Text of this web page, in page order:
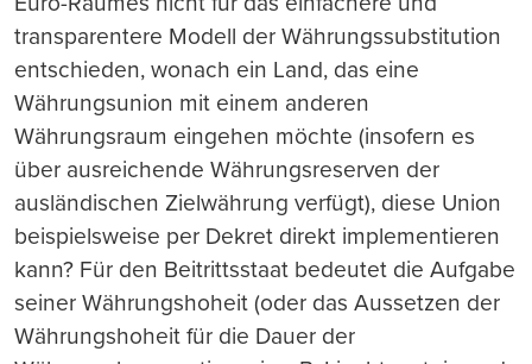
transparentere Modell der Währungssubstitution
entschieden, wonach ein Land, das eine
Währungsunion mit einem anderen
Währungsraum eingehen möchte (insofern es
über ausreichende Währungsreserven der
ausländischen Zielwährung verfügt), diese Union
beispielsweise per Dekret direkt implementieren
kann? Für den Beitrittsstaat bedeutet die Aufgabe
seiner Währungshoheit (oder das Aussetzen der
Währungshoheit für die Dauer der